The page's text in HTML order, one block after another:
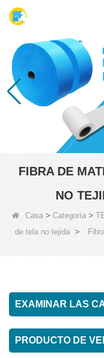
FIBRA DE
NO
Casa> Categoría>
de tela no tejida>
EXAMINAR LAS
PRODUCTO DE